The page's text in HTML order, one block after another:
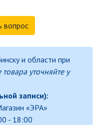
СВЕТИЛЬНИКИ
ЛЕНТА
СВЕТА
вопрос
и области при
уточняйте у
записи):
«ЭРА»
- 18:00